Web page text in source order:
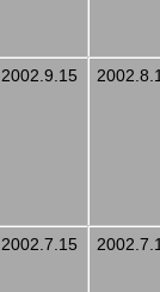
2002.9.15
2002.7.15